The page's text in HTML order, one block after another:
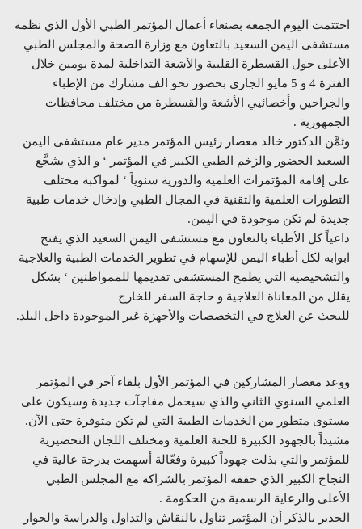
اختتمت اليوم الجمعة بصنعاء أعمال المؤتمر الطبي الأول الذي نظمة
مستشفى اليمن السعيد بالتعاون مع وزارة الصحة والمجلس الطبي
الأعلى حول القسطرة القلبية والأشعة التداخلية لمدة يومين خلال
الفترة 4 و 5 مايو الجاري بحضور نحو الف مشارك من الإطباء
والجراحين وأخصائيي الأشعة والقسطرة من مختلف محافظات
الجمهورية .
وثمَّن الدكتور خالد معصار رئيس المؤتمر مدير عام مستشفى اليمن
السعيد الحضور والزخم الطبي الكبير في المؤتمر ‘ و الذي يشجَّع
على إقامة المؤتمرات العلمية والدورية سنوياً ‘ لمواكبة مختلف
التطورات العلمية والتقنية في المجال الطبي وإدخال خدمات طبية
جديدة لم تكن موجودة في اليمن.
داعياً كل الأطباء بالتعاون مع مستشفى اليمن السعيد الذي يفتح
ابوابه لكل أطباء اليمن للإسهام في تطوير الخدمات الطبية والعلاجية
والتشخيصية التي يطمح المستشفى تقديمها للممواطنين ‘ بشكل
يقلل من المعاناة العلاجية و حاجة السفر للخارج
للبحث عن العلاج في التخصصات والأجهزة غير الموجودة داخل البلد.
ووعد معصار المشاركين في المؤتمر الأول بلقاء آخر في المؤتمر
العلمي السنوي الثاني والذي سيحمل مفاجآت جديدة وسيكون على
مستوى متطور من الخدمات الطبية التي لم تكن متوفرة حتى الآن.
مشيداً بالجهود الكبيرة للجنة العلمية ومختلف اللجان التحضيرية
للمؤتمر والتي بذلت جهوداً كبيرة وفعّالة أسهمت بدرجة عالية في
النجاح الكبير الذي حققه المؤتمر بالشراكة مع المجلس الطبي
الأعلى والرعاية الرسمية من الحكومة .
الجدير بالذكر أن المؤتمر تناول بالنقاش والتداول والدراسة والحوار